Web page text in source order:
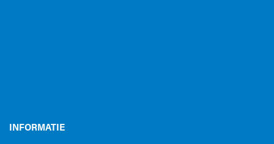
INFORMATIE